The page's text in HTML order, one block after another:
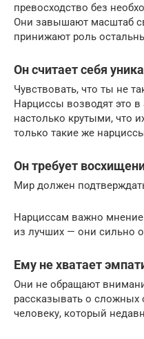
превосходство без
Они завышают масштаб
принижают роль
Он считает себя
Чувствовать, что ты не
Нарциссы возводят это в
настолько крутыми, что
только такие же
Он требует
Мир должен
Нарциссам важно
из лучших — они сильно
Ему не хватает
Они не обращают
рассказывать о сложных
человеку, который